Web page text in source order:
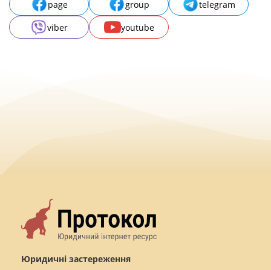
page group
telegram
viber
youtube
Юридичні застереження